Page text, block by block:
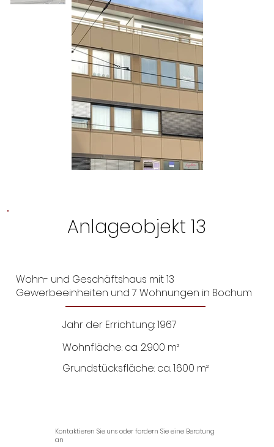
Anlageobjekt 13
Wohn- und Geschäftshaus mit 13
Gewerbeeinheiten und 7 Wohnungen in Bochum
Jahr der Errichtung: 1967
Wohnfläche: ca. 2.900 m²
Grundstücksfläche: ca. 1.600 m²
Kontaktieren Sie uns oder fordern Sie eine Beratung
an